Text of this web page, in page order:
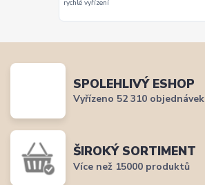
rychlé vyřízení
SPOLEHLIVÝ ESHOP
Vyřízeno 52 310 objednávek
ŠIROKÝ SORTIMENT
Více než 15000 produktů